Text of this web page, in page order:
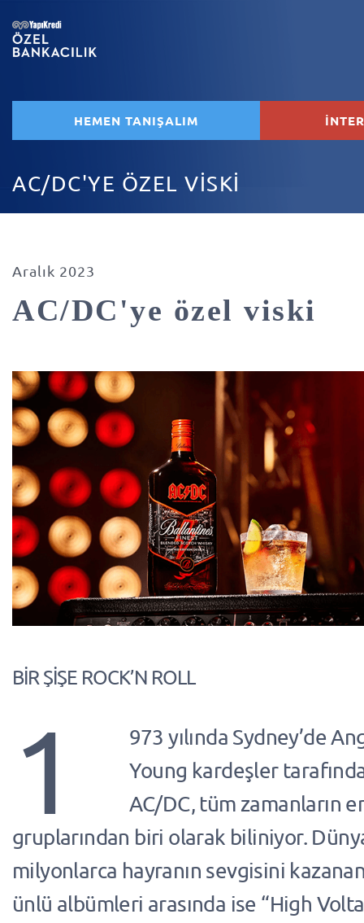
HEMEN TANIŞALIM
AC/DC'YE ÖZEL VİSKİ
Aralık 2023
AC/DC'ye özel viski
BİR ŞİŞE ROCK’N ROLL
1
973 yılında Sydney’de
Young kardeşler
AC/DC, tüm zamanların
gruplarından biri olarak biliniyor.
milyonlarca hayranın sevgisini
ünlü albümleri arasında ise “High